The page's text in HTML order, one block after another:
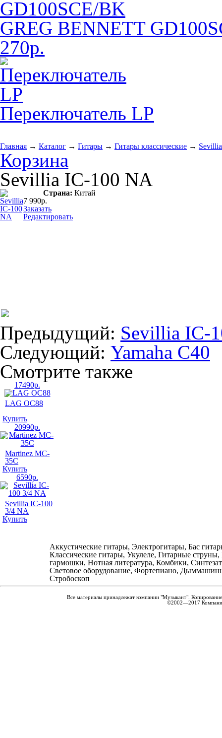
GREG BENNETT
270р.
Переключатель LP
Главная → Каталог → Гитары → Гитары классические →
Корзина
Sevillia IC-100 NA
Страна: Китай
7 990р.
Заказать
Редактировать
Предыдущий: Sevillia IC-
Следующий: Yamaha C40
Смотрите также
17490р.
LAG OC88
Купить
20990р.
Martinez MC-
35C
Купить
6590р.
Sevillia IC-100
3/4 NA
Купить
Аккустические гитары, Электрогитары, Бас
Классические гитары, Укулеле, Гитарные
гармошки, Нотная литература, Комбики,
Световое оборудование, Фортепиано,
Стробоскоп
Все материалы принадлежат компании "Музыкант".
©2002—2017